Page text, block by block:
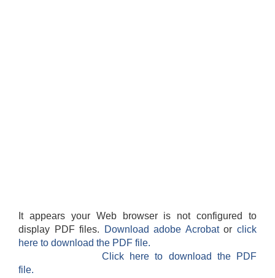
It appears your Web browser is not configured to
display PDF files.
Download adobe Acrobatorclick
here to download the PDF file.
Click here to download the PDF
file.